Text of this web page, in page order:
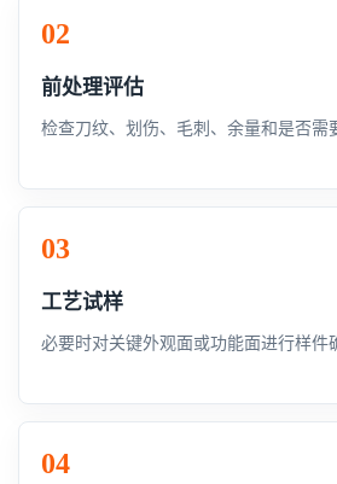
前处理评估
检查刀纹、划伤、毛刺、余量和是否需
工艺试样
必要时对关键外观面或功能面进行样件